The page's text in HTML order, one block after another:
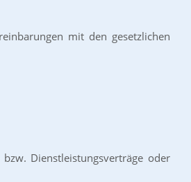
mit den gesetzlichen
Dienstleistungsverträge oder